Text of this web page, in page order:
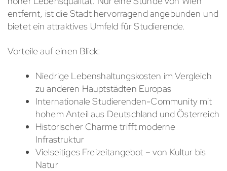
entfernt, ist die Stadt hervorragend angebunden und
bietet ein attraktives Umfeld für Studierende.
Vorteile auf einen Blick:
Niedrige Lebenshaltungskosten im Vergleich
zu anderen Hauptstädten Europas
Internationale Studierenden-Community mit
hohem Anteil aus Deutschland und Österreich
Historischer Charme trifft moderne
Infrastruktur
Vielseitiges Freizeitangebot – von Kultur bis
Natur